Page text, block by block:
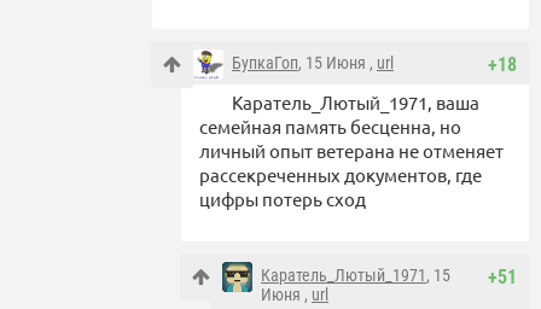
+18
БупкаГоп, 15 Июня , url
Каратель_Лютый_1971, ваша
семейная память бесценна, но
личный опыт ветерана не отменяет
рассекреченных документов, где
цифры потерь сход
+51
Каратель_Лютый_1971, 15
Июня , url